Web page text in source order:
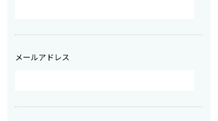
メールアドレス